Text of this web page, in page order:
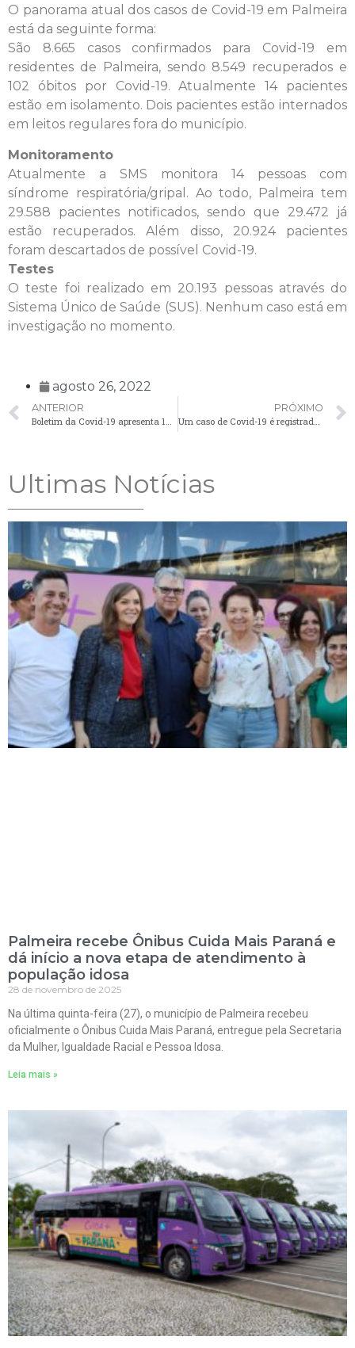
O panorama atual dos casos de Covid-19 em Palmeira
está da seguinte forma:
São 8.665 casos confirmados para Covid-19 em
residentes de Palmeira, sendo 8.549 recuperados e
102 óbitos por Covid-19. Atualmente 14 pacientes
estão em isolamento. Dois pacientes estão internados
em leitos regulares fora do município.
Monitoramento
Atualmente a SMS monitora 14 pessoas com
síndrome respiratória/gripal. Ao todo, Palmeira tem
29.588 pacientes notificados, sendo que 29.472 já
estão recuperados. Além disso, 20.924 pacientes
foram descartados de possível Covid-19.
Testes
O teste foi realizado em 20.193 pessoas através do
Sistema Único de Saúde (SUS). Nenhum caso está em
investigação no momento.
agosto 26, 2022
ANTERIOR
Boletim da Covid-19 apresenta 10 novos casos nesta quinta-feira (25)
PRÓXIMO
Um caso de Covid-19 é registrado em Palmeira nesta segunda-feira (29)
Ultimas Notícias
Palmeira recebe Ônibus Cuida Mais Paraná e
dá início a nova etapa de atendimento à
população idosa
28 de novembro de 2025
Na última quinta-feira (27), o município de Palmeira recebeu
oficialmente o Ônibus Cuida Mais Paraná, entregue pela Secretaria
da Mulher, Igualdade Racial e Pessoa Idosa.
Leia mais »